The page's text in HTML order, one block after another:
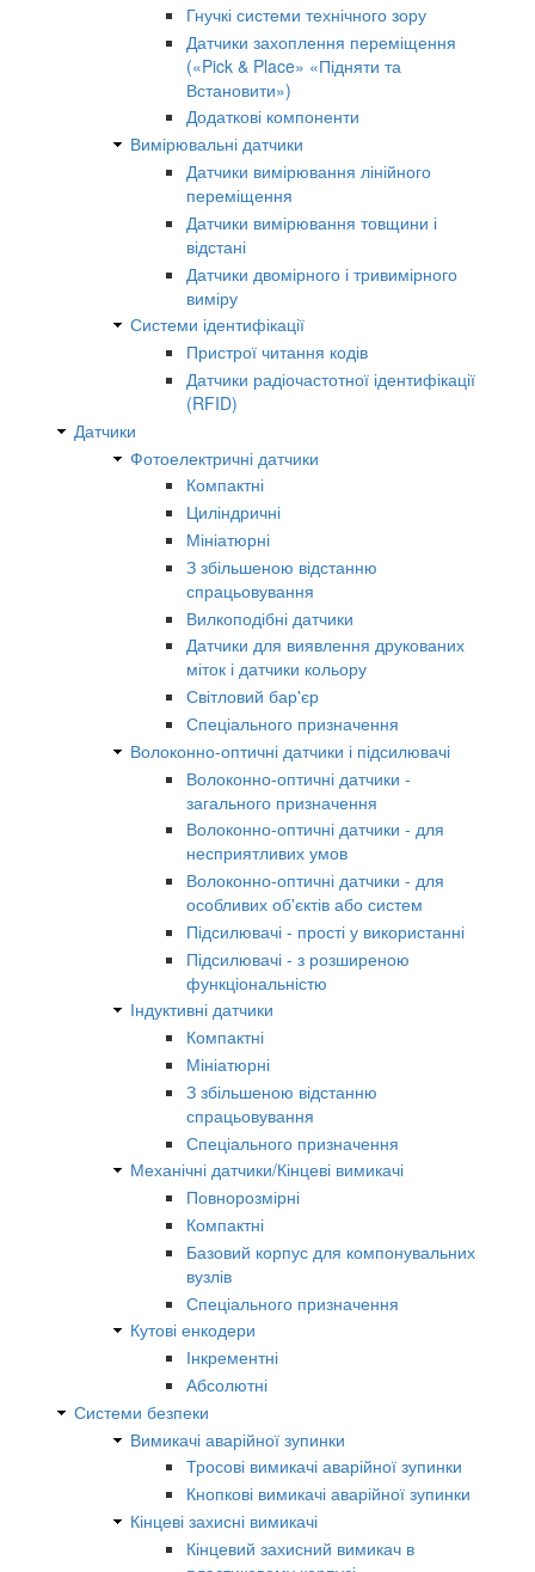
Гнучкі системи технічного зору
Датчики захоплення переміщення
(«Pick & Place» «Підняти та
Встановити»)
Додаткові компоненти
Вимірювальні датчики
Датчики вимірювання лінійного
переміщення
Датчики вимірювання товщини і
відстані
Датчики двомірного і тривимірного
виміру
Системи ідентифікації
Пристрої читання кодів
Датчики радіочастотної ідентифікації
(RFID)
Датчики
Фотоелектричні датчики
Компактні
Циліндричні
Мініатюрні
З збільшеною відстанню
спрацьовування
Вилкоподібні датчики
Датчики для виявлення друкованих
міток і датчики кольору
Світловий бар'єр
Спеціального призначення
Волоконно-оптичні датчики і підсилювачі
Волоконно-оптичні датчики -
загального призначення
Волоконно-оптичні датчики - для
несприятливих умов
Волоконно-оптичні датчики - для
особливих об'єктів або систем
Підсилювачі - прості у використанні
Підсилювачі - з розширеною
функціональністю
Індуктивні датчики
Компактні
Мініатюрні
З збільшеною відстанню
спрацьовування
Спеціального призначення
Механічні датчики/Кінцеві вимикачі
Повнорозмірні
Компактні
Базовий корпус для компонувальних
вузлів
Спеціального призначення
Кутові енкодери
Інкрементні
Абсолютні
Системи безпеки
Вимикачі аварійної зупинки
Тросові вимикачі аварійної зупинки
Кнопкові вимикачі аварійної зупинки
Кінцеві захисні вимикачі
Кінцевий захисний вимикач в